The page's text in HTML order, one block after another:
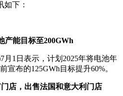
下：
产能目标至200GWh
1日表示，计划2025年将电池年
宣布的125GWh目标提升60%。
店，出售法国和意大利门店